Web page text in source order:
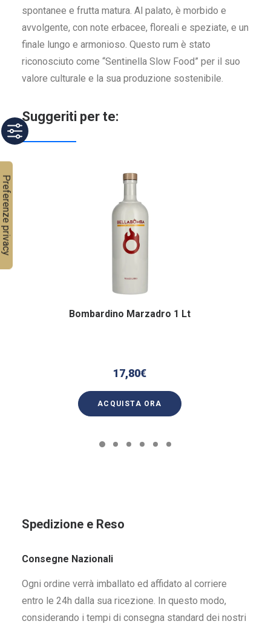
spontanee e frutta matura. Al palato, è morbido e
avvolgente, con note erbacee, floreali e speziate, e un
finale lungo e armonioso. Questo rum è stato
riconosciuto come “Sentinella Slow Food” per il suo
valore culturale e la sua produzione sostenibile. ​
Suggeriti per te:
Bombardino Marzadro 1 Lt
17,80€
ACQUISTA ORA
Spedizione e Reso
Consegne Nazionali
Ogni ordine verrà imballato ed affidato al corriere
entro le 24h dalla sua ricezione. In questo modo,
considerando i tempi di consegna standard dei nostri